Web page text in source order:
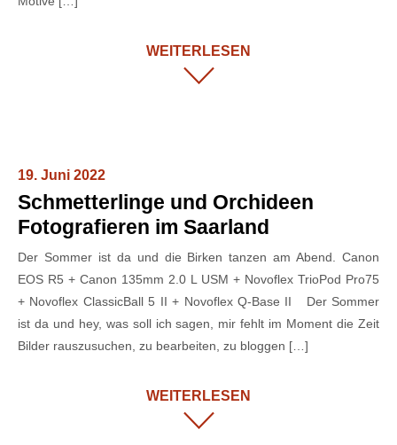
WEITERLESEN
19. Juni 2022
Schmetterlinge und Orchideen
Fotografieren im Saarland
Der Sommer ist da und die Birken tanzen am Abend. Canon
EOS R5 + Canon 135mm 2.0 L USM + Novoflex TrioPod Pro75
+ Novoflex ClassicBall 5 II + Novoflex Q-Base II Der Sommer
ist da und hey, was soll ich sagen, mir fehlt im Moment die Zeit
Bilder rauszusuchen, zu bearbeiten, zu bloggen […]
WEITERLESEN